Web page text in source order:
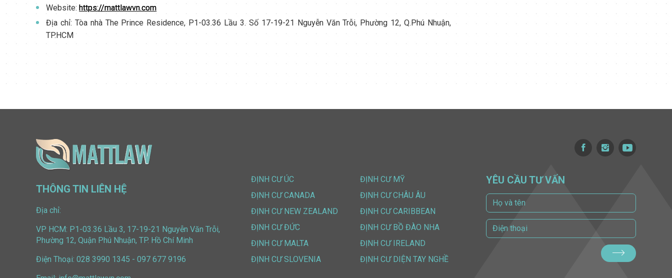
Website: https://mattlawvn.com
Địa chỉ: Tòa nhà The Prince Residence, P1-03.36 Lầu 3. Số 17-19-21 Nguyễn Văn Trỗi, Phường 12, Q.Phú Nhuận,
TP.HCM
THÔNG TIN LIÊN HỆ
Địa chỉ:
VP HCM: P1-03.36 Lầu 3, 17-19-21 Nguyễn Văn Trỗi,
Phường 12, Quận Phú Nhuận, TP. Hồ Chí Minh
Điện Thoại: 028 3990 1345 - 097 677 9196
ĐỊNH CƯ ÚC
ĐỊNH CƯ MỸ
ĐỊNH CƯ CANADA
ĐỊNH CƯ CHÂU ÂU
ĐỊNH CƯ NEW ZEALAND
ĐỊNH CƯ CARIBBEAN
ĐỊNH CƯ ĐỨC
ĐỊNH CƯ BỒ ĐÀO NHA
ĐỊNH CƯ MALTA
ĐỊNH CƯ IRELAND
ĐỊNH CƯ SLOVENIA
ĐỊNH CƯ DIỆN TAY NGHỀ
YÊU CẦU TƯ VẤN